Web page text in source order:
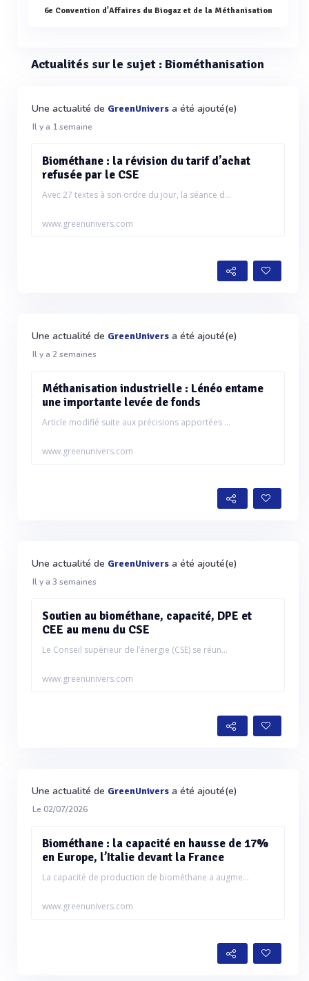
6e Convention d'Affaires du Biogaz et de la Méthanisation
Actualités sur le sujet : Biométhanisation
Une actualité de GreenUnivers a été ajouté(e)
Il y a 1 semaine
Biométhane : la révision du tarif d’achat
refusée par le CSE
Avec 27 textes à son ordre du jour, la séance d...
www.greenunivers.com
Une actualité de GreenUnivers a été ajouté(e)
Il y a 2 semaines
Méthanisation industrielle : Lénéo entame
une importante levée de fonds
Article modifié suite aux précisions apportées ...
www.greenunivers.com
Une actualité de GreenUnivers a été ajouté(e)
Il y a 3 semaines
Soutien au biométhane, capacité, DPE et
CEE au menu du CSE
Le Conseil supérieur de l’énergie (CSE) se réun...
www.greenunivers.com
Une actualité de GreenUnivers a été ajouté(e)
Le 02/07/2026
Biométhane : la capacité en hausse de 17%
en Europe, l’Italie devant la France
La capacité de production de biométhane a augme...
www.greenunivers.com